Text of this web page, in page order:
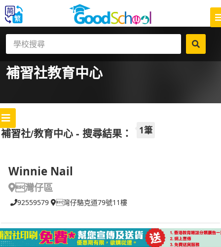
補習社教育中心
補習社/教育中心 - 搜尋結果： 1筆
Winnie Nail
灣仔區
92559579 灣仔駱克道79號11樓